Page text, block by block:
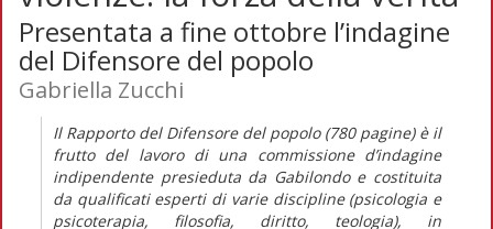
Presentata a fine ottobre l’indagine
del Difensore del popolo
Gabriella Zucchi
Il Rapportodel Difensore del popolo (780 pagine) è il
frutto del lavoro di una commissione d’indagine
indipendente presieduta da Gabilondo e costituita
da qualificati esperti di varie discipline (psicologia e
psicoterapia, filosofia, diritto, teologia), in